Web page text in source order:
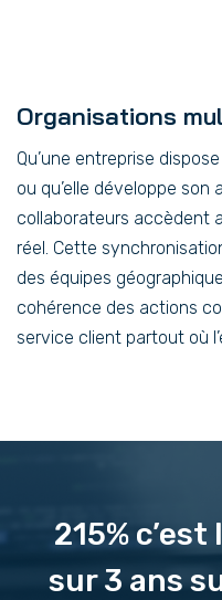
Organisations
Qu’une entreprise
ou qu’elle développe son
collaborateurs accèdent
réel. Cette
des équipes
cohérence des actions
service client partout où
215%
sur 3 ans